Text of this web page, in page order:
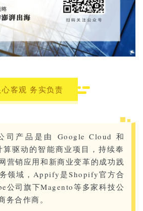
心客观 务实负责
司产品是由 Google Cloud 和
算驱动的智能商业项目，持续奉
营销应用和新商业变革的成功践
领域，Appify是Shopify官方合
公司旗下Magento等多家科技公
务合作商。